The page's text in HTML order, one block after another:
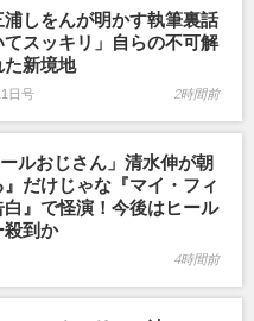
しをんが明かす執筆裏話
てスッキリ」自らの不可解
た新境地
日号 2時間前
ルおじさん」清水伸が朝
』だけじゃな『マイ・フィ
』で怪演！今後はヒール
殺到か
4時間前